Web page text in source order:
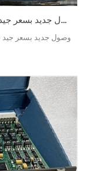
ABB 88VU01C-E GJR2326500R1011 وصول جديد بسعر جيد